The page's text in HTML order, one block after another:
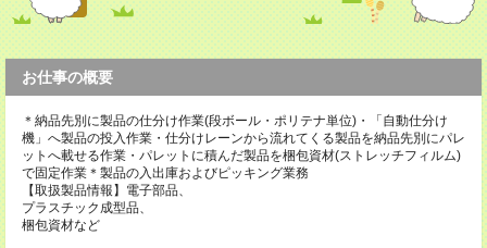
お仕事の概要
＊納品先別に製品の仕分け作業(段ボール・ポリテナ単位)・「自動仕分け
機」へ製品の投入作業・仕分けレーンから流れてくる製品を納品先別にパレ
ットへ載せる作業・パレットに積んだ製品を梱包資材(ストレッチフィルム)
で固定作業＊製品の入出庫およびピッキング業務
【取扱製品情報】電子部品、
プラスチック成型品、
梱包資材など